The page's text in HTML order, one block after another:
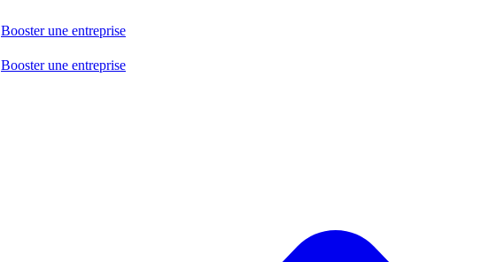
Booster une entreprise
Booster une entreprise